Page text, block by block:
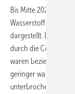
Bis Mitte 2023
Wasserstoff
dargestellt. Die
durch die Corona-
waren
geringer waren als
unterbrochen von